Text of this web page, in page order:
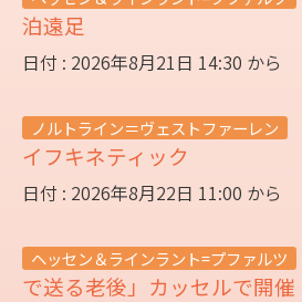
泊遠足
日付 : 2026年8月21日 14:30 から
ノルトライン＝ヴェストファーレン
イフキネティック
日付 : 2026年8月22日 11:00 から
ヘッセン＆ラインラント=プファルツ
で送る老後」カッセルで開催